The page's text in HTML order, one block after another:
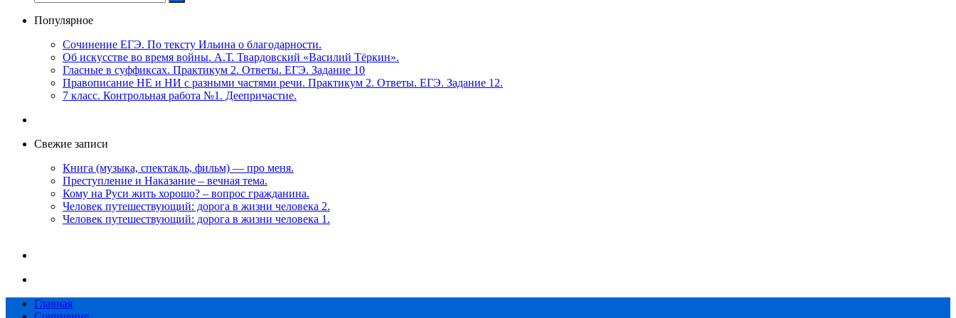
Популярное
Сочинение ЕГЭ. По тексту Ильина о благодарности.
Об искусстве во время войны. А.Т. Твардовский «Василий Тёркин».
Гласные в суффиксах. Практикум 2. Ответы. ЕГЭ. Задание 10
Правописание НЕ и НИ с разными частями речи. Практикум 2. Ответы. ЕГЭ. Задание 12.
7 класс. Контрольная работа №1. Деепричастие.
Свежие записи
Книга (музыка, спектакль, фильм) — про меня.
Преступление и Наказание – вечная тема.
Кому на Руси жить хорошо? – вопрос гражданина.
Человек путешествующий: дорога в жизни человека 2.
Человек путешествующий: дорога в жизни человека 1.
Главная